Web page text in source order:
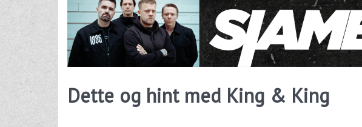
Dette og hint med King & King